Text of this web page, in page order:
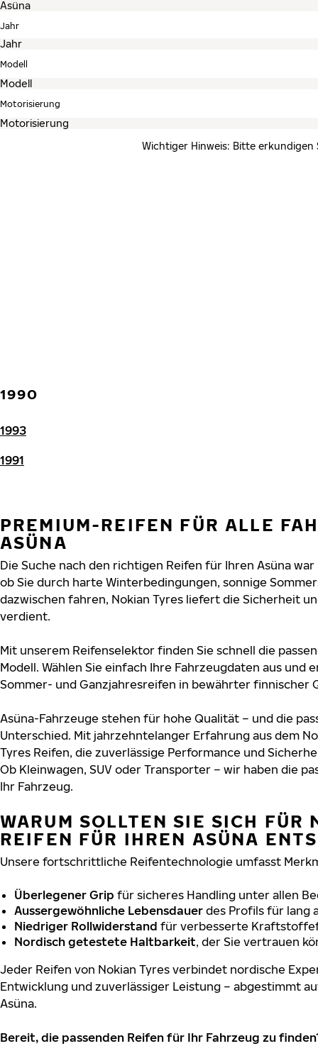
Jahr
Modell
Motorisierung
Wichtiger Hinweis: Bitte
1990
1993
1991
PREMIUM-REIFEN FÜR ALLE
ASÜNA
Die Suche nach den richtigen Reifen für Ihren Asüna
ob Sie durch harte Winterbedingungen, sonnige
dazwischen fahren, Nokian Tyres liefert die Sicherheit
verdient.
Mit unserem Reifenselektor finden Sie schnell die
Modell. Wählen Sie einfach Ihre Fahrzeugdaten aus und
Sommer- und Ganzjahresreifen in bewährter finnischer
Asüna-Fahrzeuge stehen für hohe Qualität – und die
Unterschied. Mit jahrzehntelanger Erfahrung aus dem
Tyres Reifen, die zuverlässige Performance und
Ob Kleinwagen, SUV oder Transporter – wir haben die
Ihr Fahrzeug.
WARUM SOLLTEN SIE SICH FÜR
REIFEN FÜR IHREN ASÜNA
Unsere fortschrittliche Reifentechnologie umfasst
Überlegener Grip für sicheres Handling unter allen
Aussergewöhnliche Lebensdauer des Profils für lang
Niedriger Rollwiderstand für verbesserte
Nordisch getestete Haltbarkeit, der Sie vertrauen
Jeder Reifen von Nokian Tyres verbindet nordische
Entwicklung und zuverlässiger Leistung – abgestimmt
Asüna.
Bereit, die passenden Reifen für Ihr Fahrzeug zu